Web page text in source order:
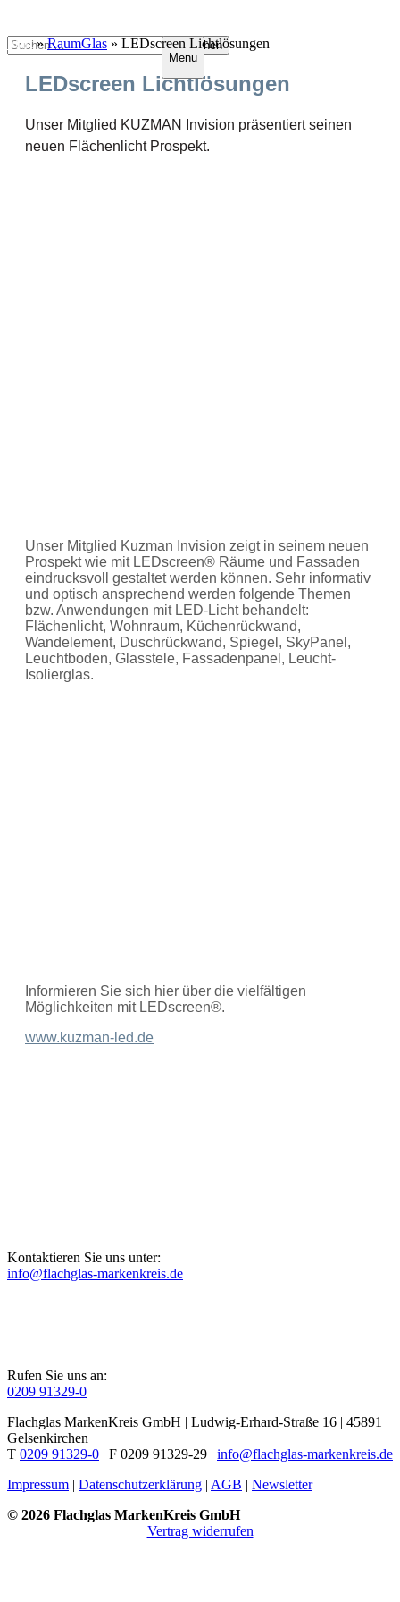
Zum
Inhalt
springen
Suchen
nach:
Menu
Start»RaumGlas » LEDscreen Lichtlösungen
LEDscreen Lichtlösungen
Unser Mitglied KUZMAN Invision präsentiert seinen
neuen Flächenlicht Prospekt.
Unser Mitglied Kuzman Invision zeigt in seinem neuen
Prospekt wie mit LEDscreen® Räume und Fassaden
eindrucksvoll gestaltet werden können. Sehr informativ
und optisch ansprechend werden folgende Themen
bzw. Anwendungen mit LED-Licht behandelt:
Flächenlicht, Wohnraum, Küchenrückwand,
Wandelement, Duschrückwand, Spiegel, SkyPanel,
Leuchtboden, Glasstele, Fassadenpanel, Leucht-
Isolierglas.
Informieren Sie sich hier über die vielfältigen
Möglichkeiten mit LEDscreen®.
www.kuzman-led.de
Kontaktieren Sie uns unter:
info@flachglas-markenkreis.de
Rufen Sie uns an:
0209 91329-0
Flachglas MarkenKreis GmbH | Ludwig-Erhard-Straße 16 | 45891
Gelsenkirchen
T 0209 91329-0 | F 0209 91329-29 | info@flachglas-markenkreis.de
Impressum | Datenschutzerklärung | AGB | Newsletter
© 2026 Flachglas MarkenKreis GmbH
Vertrag widerrufen